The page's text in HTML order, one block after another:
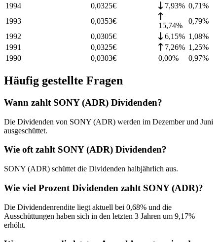
1994
0,0325€ 7,93% 0,71%
1993
0,0353€
15,74%
0,79%
1992
0,0305€ 6,15% 1,08%
1991
0,0325€ 7,26% 1,25%
1990
0,0303€ 0,00% 0,97%
Häufig gestellte Fragen
Wann zahlt SONY (ADR) Dividenden?
Die Dividenden von SONY (ADR) werden im Dezember und Juni
ausgeschüttet.
Wie oft zahlt SONY (ADR) Dividenden?
SONY (ADR) schüttet die Dividenden halbjährlich aus.
Wie viel Prozent Dividenden zahlt SONY (ADR)?
Die Dividendenrendite liegt aktuell bei 0,68% und die
Ausschüttungen haben sich in den letzten 3 Jahren um 9,17%
erhöht.